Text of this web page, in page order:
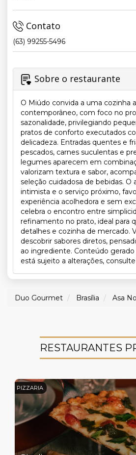
Contato
(63) 99255-5496
Sobre o restaurante
O Miúdo convida a uma cozinha
contemporâneo, com foco no
sazonalidade, privilegiando
pratos de conforto executados
delicadeza. Entradas quentes e
pescados, carnes suculentas e
legumes aparecem em
valorizam textura e sabor,
seleção cuidadosa de bebidas. O
intimista e o serviço próximo,
experiência acolhedora e sem
celebra o encontro entre
refinamento no prato, ideal para
detalhes e cozinha de mercado.
descobrir sabores diretos,
ao ingrediente. Conteúdo gerado
está sujeito a alterações,
Duo Gourmet Brasília Asa
RESTAURANTES
PIZZARIA